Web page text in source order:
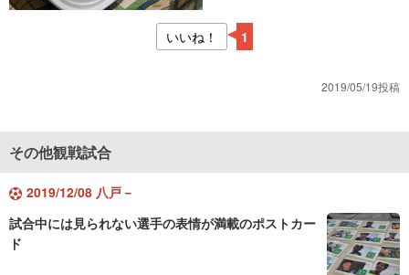
いいね！ 1
2019/05/19投稿
その他観戦試合
2019/12/08 八戸－
試合中には見られない選手の表情が満載のポストカー
ド